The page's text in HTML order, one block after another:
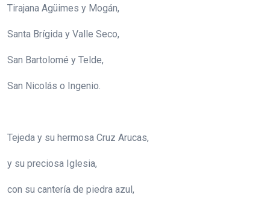
Tirajana Agüimes y Mogán,
Santa Brígida y Valle Seco,
San Bartolomé y Telde,
San Nicolás o Ingenio.
Tejeda y su hermosa Cruz Arucas,
y su preciosa Iglesia,
con su cantería de piedra azul,